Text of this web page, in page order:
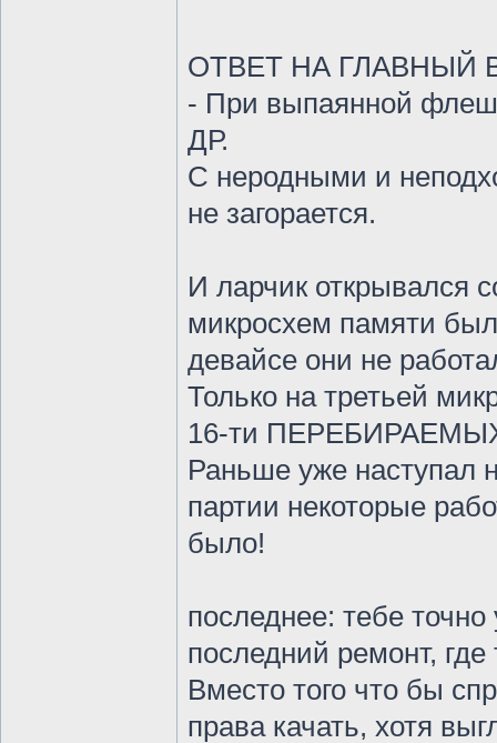
ОТВЕТ НА ГЛАВНЫЙ
- При выпаянной
ДР.
С неродными и
не загорается.
И ларчик открывался
микросхем памяти
девайсе они не
Только на третьей
16-ти
Раньше уже наступал
партии некоторые
было!
последнее: тебе
последний ремонт,
Вместо того что бы
права качать, хотя